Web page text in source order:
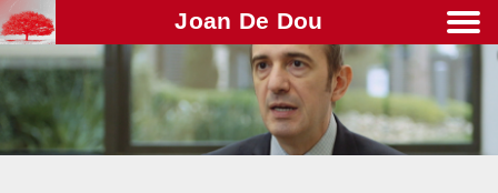
Joan De Dou